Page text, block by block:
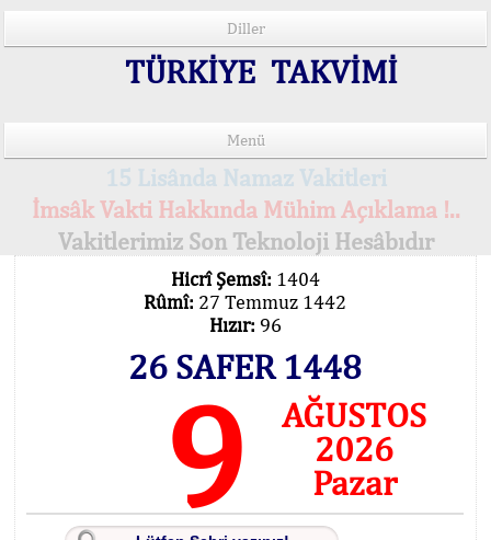
Diller
TÜRKİYE TAKVİMİ
Menü
15 Lisânda Namaz Vakitleri
İmsâk Vakti Hakkında Mühim Açıklama !..
Vakitlerimiz Son Teknoloji Hesâbıdır
Hicrî Şemsî: 1404
Rûmî: 27 Temmuz 1442
Hızır: 96
26 SAFER 1448
9
AĞUSTOS
2026
Pazar